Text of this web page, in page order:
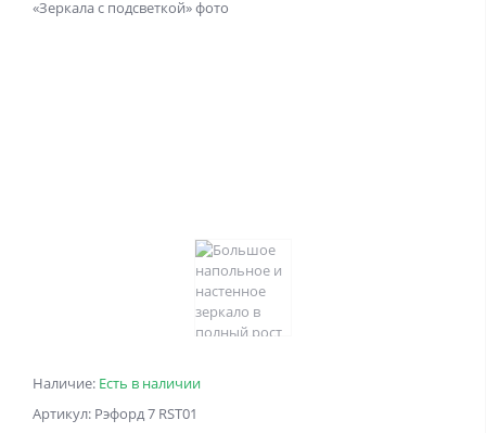
Наличие: Есть в наличии
Артикул: Рэфорд 7 RST01